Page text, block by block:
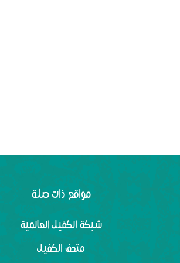
شبكة الكفيل العالمية
متحف الكفيل